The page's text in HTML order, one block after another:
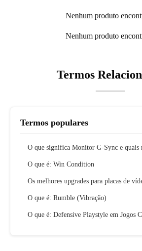
Nenhum produto
Nenhum produto
Termos
Termos populares
O que significa Monitor G-Sync e quais
O que é: Win Condition
Os melhores upgrades para placas de
O que é: Rumble (Vibração)
O que é: Defensive Playstyle em Jogos